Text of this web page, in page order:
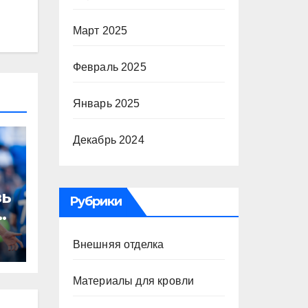
Март 2025
Февраль 2025
Январь 2025
Декабрь 2024
Рубрики
Внешняя отделка
Материалы для кровли